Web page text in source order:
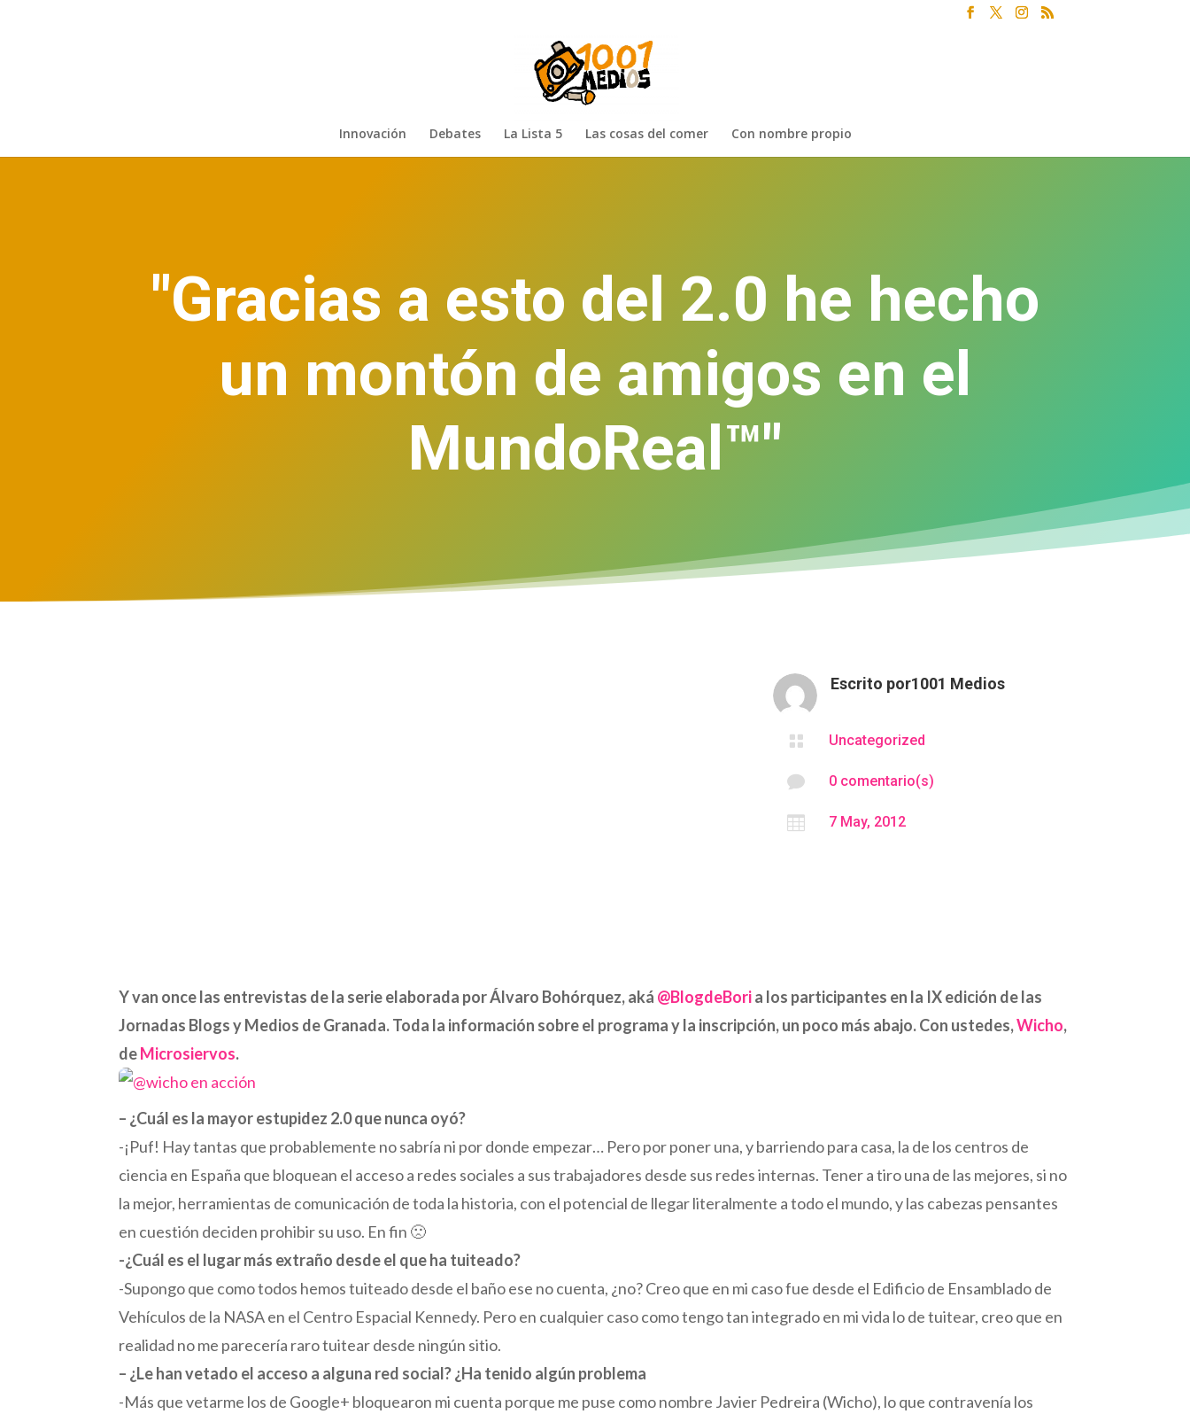
Innovación Debates La Lista 5 Las cosas del comer Con nombre propio
"Gracias a esto del 2.0 he hecho
un montón de amigos en el
MundoReal™"
Escrito por1001 Medios
 Uncategorized
 0 comentario(s)
 7 May, 2012
Y van once las entrevistas de la serie elaborada por Álvaro Bohórquez, aká @BlogdeBoria los participantes en la IX edición de las
Jornadas Blogs y Medios de Granada. Toda la información sobre el programa y la inscripción, un poco más abajo. Con ustedes,Wicho,
deMicrosiervos.
– ¿Cuál es la mayor estupidez 2.0 que nunca oyó?
-¡Puf! Hay tantas que probablemente no sabría ni por donde empezar… Pero por poner una, y barriendo para casa, la de los centros de
ciencia en España que bloquean el acceso a redes sociales a sus trabajadores desde sus redes internas. Tener a tiro una de las mejores, si no
la mejor, herramientas de comunicación de toda la historia, con el potencial de llegar literalmente a todo el mundo, y las cabezas pensantes
en cuestión deciden prohibir su uso. En fin 🙁
-¿Cuál es el lugar más extraño desde el que ha tuiteado?
-Supongo que como todos hemos tuiteado desde el baño ese no cuenta, ¿no? Creo que en mi caso fue desde el Edificio de Ensamblado de
Vehículos de la NASA en el Centro Espacial Kennedy. Pero en cualquier caso como tengo tan integrado en mi vida lo de tuitear, creo que en
realidad no me parecería raro tuitear desde ningún sitio.
– ¿Le han vetado el acceso a alguna red social? ¿Ha tenido algún problema
-Más que vetarme los de Google+ bloquearon mi cuenta porque me puse como nombre Javier Pedreira (Wicho), lo que contravenía los